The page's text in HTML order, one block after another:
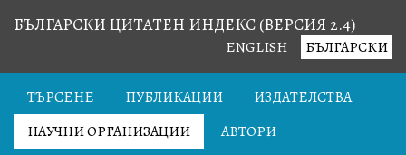
БЪЛГАРСКИ ЦИТАТЕН ИНДЕКС (ВЕРСИЯ 2.4)
БЪЛГАРСКИ
ENGLISH
ТЪРСЕНЕ ПУБЛИКАЦИИ
ИЗДАТЕЛСТВА
НАУЧНИ ОРГАНИЗАЦИИ
АВТОРИ